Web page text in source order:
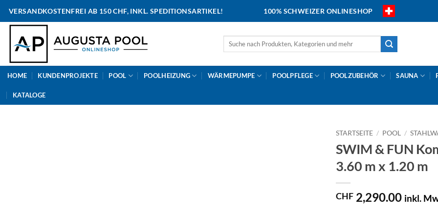
VERSANDKOSTENFREI AB 150 CHF, INKL. SPEDITIONSARTIKEL! 100% SCHWEIZER ONLINESHOP
Suche
HOME KUNDENPROJEKTE POOL POOLHEIZUNG WÄRMEPUMPE POOLPFLEGE POOLZUBEHÖR SAUNA
KATALOGE
STARTSEITE / POOL /
SWIM & FUN
3.60 m x 1.20 m
CHF 2,290.00 inkl.